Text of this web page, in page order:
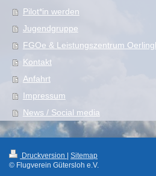
Pilot*in werden
Jugendgruppe
FGOe & Leistungszentrum
Kontakt
Anfahrt
Impressum
News / Social media
Druckversion
Sitemap
© Flugverein Gütersloh e.V.